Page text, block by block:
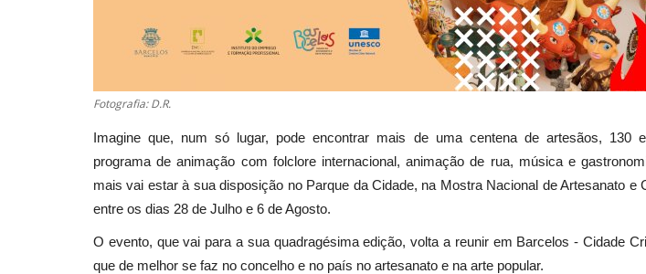
Fotografia: D.R.
Imagine que, num só lugar, pode encontrar mais de uma centena de artesãos, 130
programa de animação com folclore internacional, animação de rua, música e
mais vai estar à sua disposição no Parque da Cidade, na Mostra Nacional de Artesanato e
entre os dias 28 de Julho e 6 de Agosto.
O evento, que vai para a sua quadragésima edição, volta a reunir em Barcelos - Cidade
que de melhor se faz no concelho e no país no artesanato e na arte popular.